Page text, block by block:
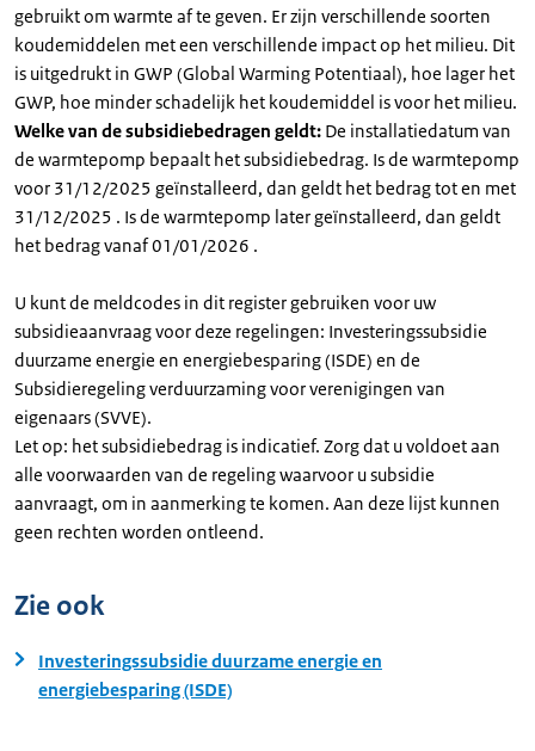
gebruikt om warmte af te geven. Er zijn verschillende soorten
koudemiddelen met een verschillende impact op het milieu. Dit
is uitgedrukt in GWP (Global Warming Potentiaal), hoe lager het
GWP, hoe minder schadelijk het koudemiddel is voor het milieu.
Welke van de subsidiebedragen geldt: De installatiedatum van
de warmtepomp bepaalt het subsidiebedrag. Is de warmtepomp
voor 31/12/2025 geïnstalleerd, dan geldt het bedrag tot en met
31/12/2025 . Is de warmtepomp later geïnstalleerd, dan geldt
het bedrag vanaf 01/01/2026 .
U kunt de meldcodes in dit register gebruiken voor uw
subsidieaanvraag voor deze regelingen: Investeringssubsidie
duurzame energie en energiebesparing (ISDE) en de
Subsidieregeling verduurzaming voor verenigingen van
eigenaars (SVVE).
Let op: het subsidiebedrag is indicatief. Zorg dat u voldoet aan
alle voorwaarden van de regeling waarvoor u subsidie
aanvraagt, om in aanmerking te komen. Aan deze lijst kunnen
geen rechten worden ontleend.
Zie ook
Investeringssubsidie duurzame energie en
energiebesparing (ISDE)